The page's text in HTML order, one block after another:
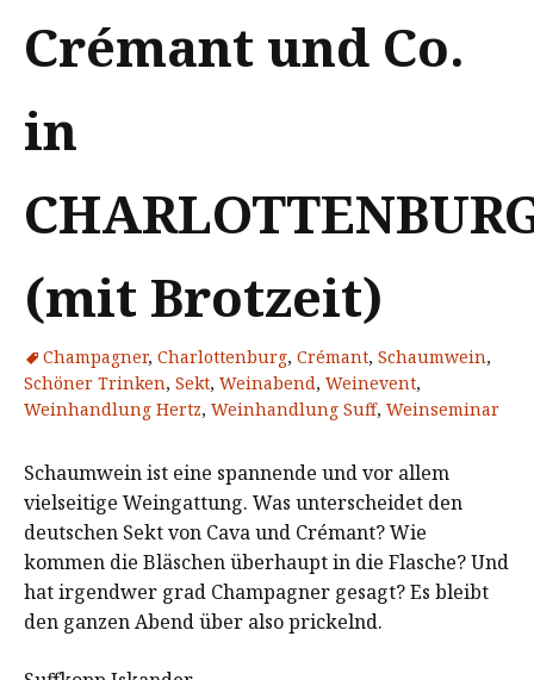
Crémant und Co.
in
(mit Brotzeit)
Champagner, Charlottenburg, Crémant, Schaumwein,
Schöner Trinken, Sekt, Weinabend, Weinevent,
Weinhandlung Hertz, Weinhandlung Suff, Weinseminar
Schaumwein ist eine spannende und vor allem
vielseitige Weingattung. Was unterscheidet den
deutschen Sekt von Cava und Crémant? Wie
kommen die Bläschen überhaupt in die Flasche? Und
hat irgendwer grad Champagner gesagt? Es bleibt
den ganzen Abend über also prickelnd.